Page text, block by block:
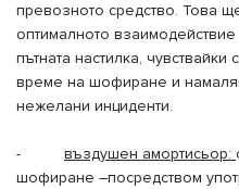
превозното средство. Това
оптималното
пътната настилка,
време на шофиране и
нежелани инциденти.
- въздушен амортисьор:
шофиране –посредством